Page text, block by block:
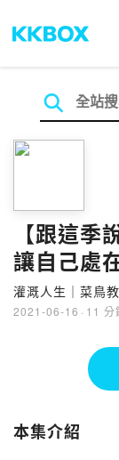
【跟這
讓自己處
度工作力
灌溉人生｜菜鳥
2021-06-16 · 11 分
本集介紹